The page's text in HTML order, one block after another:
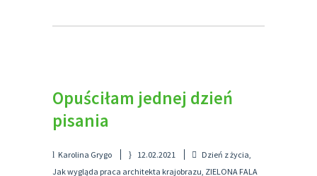
Opuściłam jednej dzień
pisania
Karolina Grygo 12.02.2021 Dzień z życia,
Jak wygląda praca architekta krajobrazu, ZIELONA FALA